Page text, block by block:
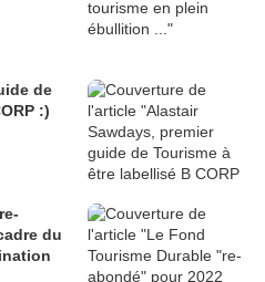
de
:)
du